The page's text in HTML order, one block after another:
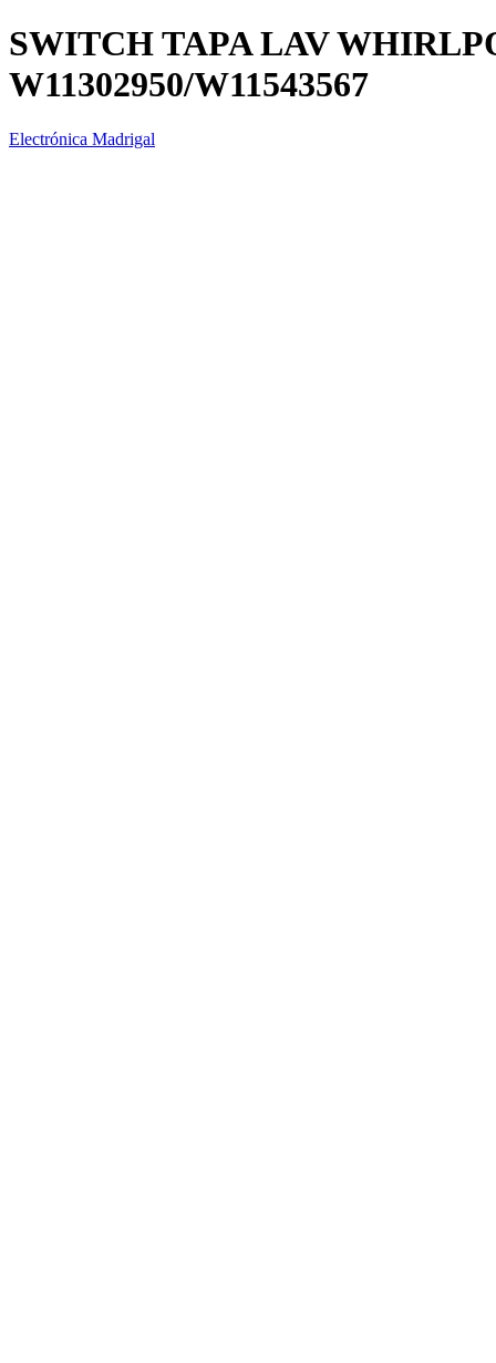
SWITCH TAPA LAV
W11302950/W11543567
Electrónica Madrigal